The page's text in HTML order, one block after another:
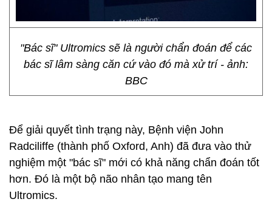
"Bác sĩ" Ultromics sẽ là người chẩn đoán để các
bác sĩ lâm sàng căn cứ vào đó mà xử trí - ảnh:
BBC
Để giải quyết tình trạng này, Bệnh viện John
Radciliffe (thành phố Oxford, Anh) đã đưa vào thử
nghiệm một "bác sĩ" mới có khả năng chẩn đoán tốt
hơn. Đó là một bộ não nhân tạo mang tên
Ultromics.